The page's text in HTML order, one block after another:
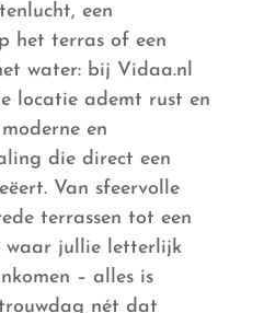
een
het terras of een
water: bij Vidaa.nl
locatie ademt rust en
en
die direct een
Van sfeervolle
terrassen tot een
waar jullie letterlijk
– alles is
nét dat